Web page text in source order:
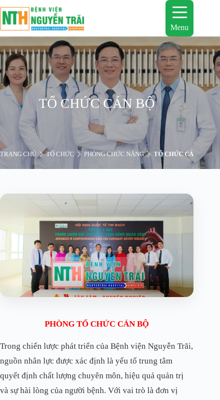
đến
phần
nội
dung
Menu
TỔ CHỨC CÁN BỘ
TRANG CHỦ TỔ CHỨC PHÒNG CHỨC NĂNG TỔ CHỨC CÁN BỘ
PHÒNG TỔ CHỨC CÁN BỘ
Trong chiến lược phát triển của Bệnh viện Nguyễn Trãi,
nguồn nhân lực được xác định là yếu tố trung tâm
quyết định chất lượng chuyên môn, hiệu quả quản trị
và sự hài lòng của người bệnh. Với vai trò là đơn vị